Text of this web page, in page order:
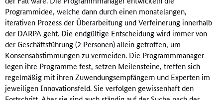
Programmidee, welche dann durch einen monatelangen,
iterativen Prozess der Überarbeitung und Verfeinerung innerhalb
der DARPA geht. Die endgültige Entscheidung wird immer von
der Geschäftsführung (2 Personen) allein getroffen, um
Konsensabstimmungen zu vermeiden. Die Programmmanager
legen ihre Programme fest, setzen Meilensteine, treffen sich
regelmäßig mit ihren Zuwendungsempfängern und Experten im
jeweiligen Innovationsfeld. Sie verfolgen gewissenhaft den